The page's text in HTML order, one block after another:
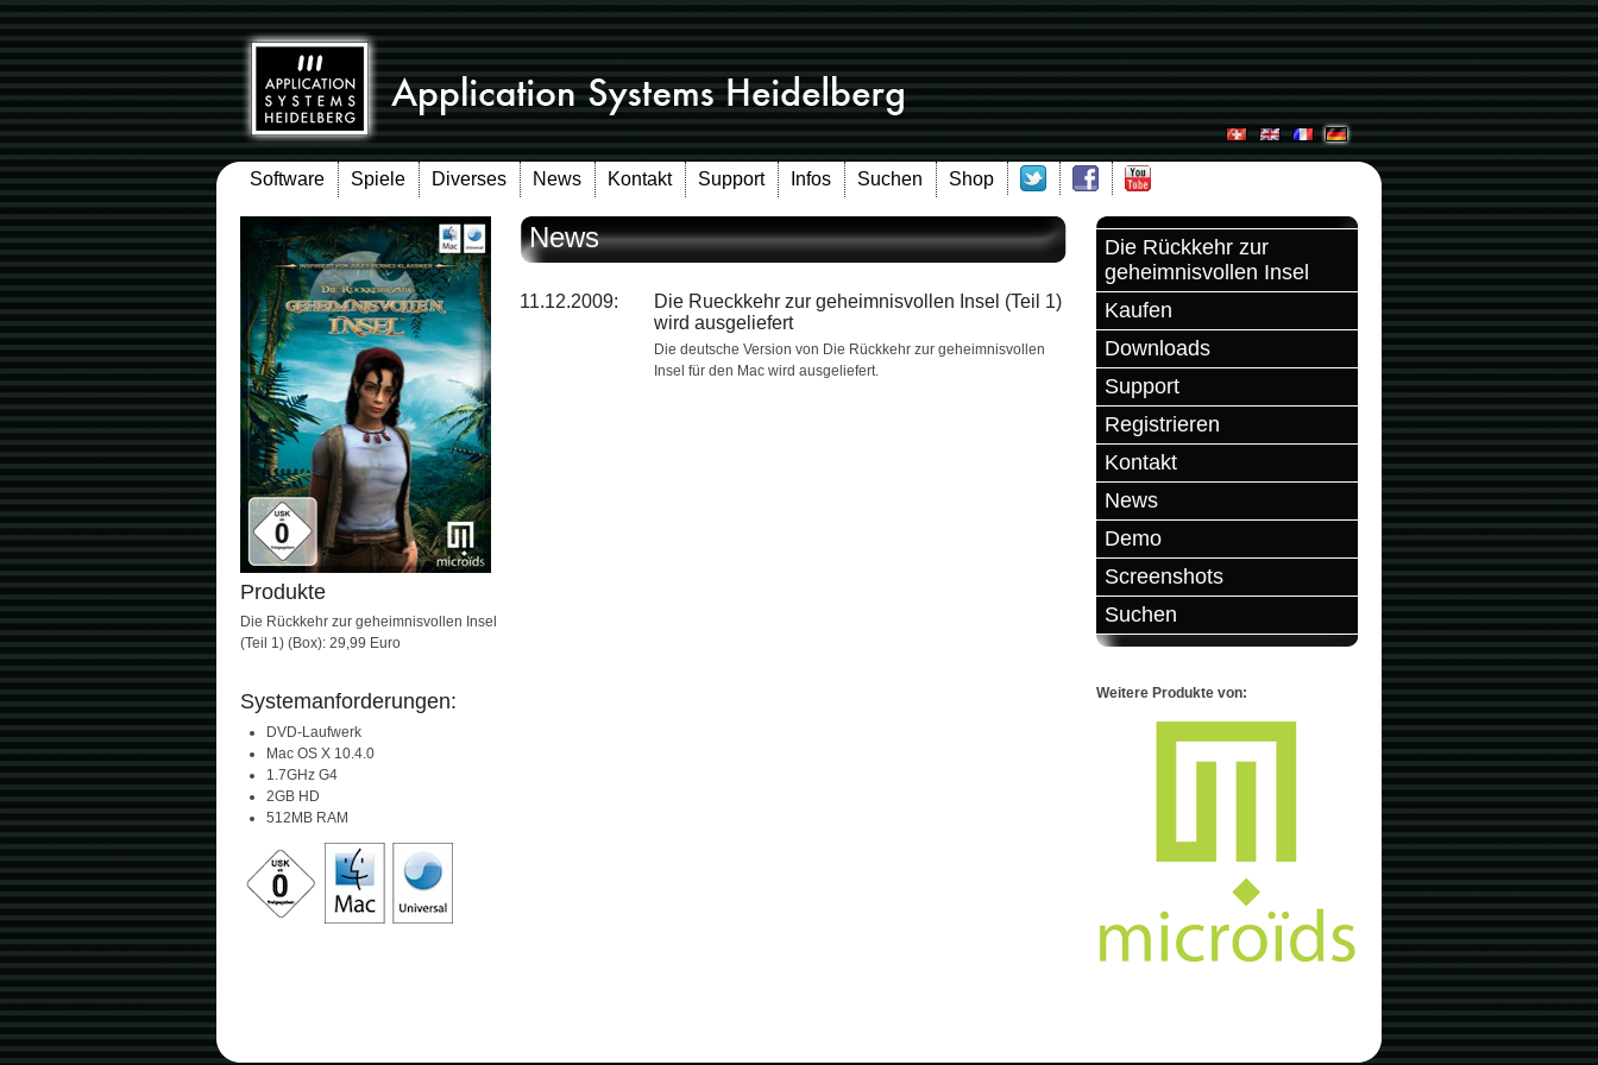
Software Spiele Diverses News Kontakt Support Infos Suchen Shop
Produkte
Die Rückkehr zur geheimnisvollen Insel
(Teil 1) (Box): 29,99 Euro
Systemanforderungen:
DVD-Laufwerk
Mac OS X 10.4.0
1.7GHz G4
2GB HD
512MB RAM
Die Rückkehr zur
geheimnisvollen Insel
Kaufen
Downloads
Support
Registrieren
Kontakt
News
Demo
Screenshots
Suchen
Weitere Produkte von:
News
11.12.2009:
Die Rueckkehr zur geheimnisvollen Insel (Teil 1)
wird ausgeliefert
Die deutsche Version von Die Rückkehr zur geheimnisvollen
Insel für den Mac wird ausgeliefert.